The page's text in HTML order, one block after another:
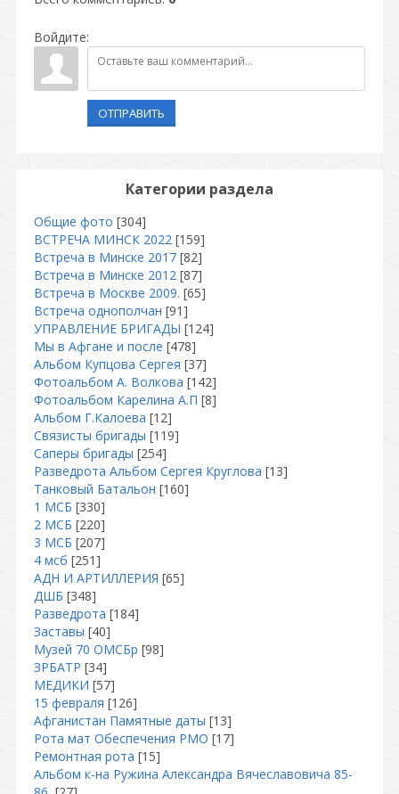
Войдите:
ОТПРАВИТЬ
Категории раздела
Общие фото [304]
ВСТРЕЧА МИНСК 2022 [159]
Встреча в Минске 2017 [82]
Встреча в Минске 2012 [87]
Встреча в Москве 2009. [65]
Встреча однополчан [91]
УПРАВЛЕНИЕ БРИГАДЫ [124]
Мы в Афгане и после [478]
Альбом Купцова Сергея [37]
Фотоальбом А. Волкова [142]
Фотоальбом Карелина А.П [8]
Альбом Г.Калоева [12]
Связисты бригады [119]
Саперы бригады [254]
Разведрота Альбом Сергея Круглова [13]
Танковый Батальон [160]
1 МСБ [330]
2 МСБ [220]
3 МСБ [207]
4 мсб [251]
АДН И АРТИЛЛЕРИЯ [65]
ДШБ [348]
Разведрота [184]
Заставы [40]
Музей 70 ОМСБр [98]
ЗРБАТР [34]
МЕДИКИ [57]
15 февраля [126]
Афганистан Памятные даты [13]
Рота мат Обеспечения РМО [17]
Ремонтная рота [15]
Альбом к-на Ружина Александра Вячеславовича 85-